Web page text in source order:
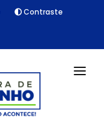
Contraste